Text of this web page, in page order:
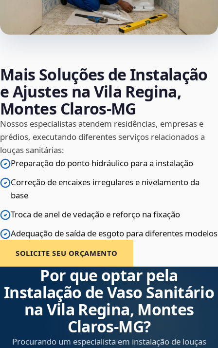
Mais Soluções de Instalação
e Ajustes na Vila Regina,
Montes Claros‑MG
Nossos especialistas atendem residências, empresas e
prédios, executando diferentes serviços relacionados a
louças sanitárias:
Preparação do ponto hidráulico para a instalação
Correção de encaixes irregulares e nivelamento da
base
Troca de anel de vedação e reforço na fixação
Adequação de saída de esgoto para diferentes modelos
SOLICITE SEU ORÇAMENTO
Por que optar pela
Instalação de Vaso Sanitário
na Vila Regina, Montes
Claros‑MG?
Procurando um especialista em instalação de louças